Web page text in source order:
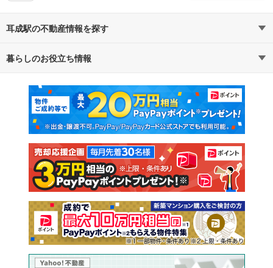
耳成駅の不動産情報を探す
不動産・住宅
新築マンション 中古マンション
新築一戸建て 中古一戸建て
注文住宅 土地
売却査定
暮らしのお役立ち情報
マンションカタログ 教えて！住まいの先生